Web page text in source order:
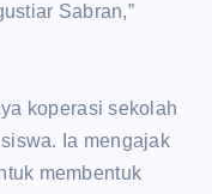
Sabran,”
koperasi sekolah
Ia mengajak
membentuk